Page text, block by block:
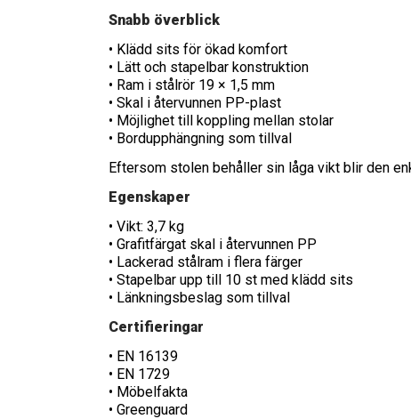
Snabb överblick
• Klädd sits för ökad komfort
• Lätt och stapelbar konstruktion
• Ram i stålrör 19 × 1,5 mm
• Skal i återvunnen PP-plast
• Möjlighet till koppling mellan stolar
• Bordupphängning som tillval
Eftersom stolen behåller sin låga vikt blir den
Egenskaper
• Vikt: 3,7 kg
• Grafitfärgat skal i återvunnen PP
• Lackerad stålram i flera färger
• Stapelbar upp till 10 st med klädd sits
• Länkningsbeslag som tillval
Certifieringar
• EN 16139
• EN 1729
• Möbelfakta
• Greenguard